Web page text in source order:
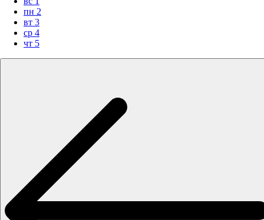
пн 2
вт 3
ср 4
чт 5